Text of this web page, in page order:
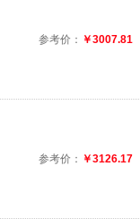
参考价： ￥3007.81
参考价： ￥3126.17